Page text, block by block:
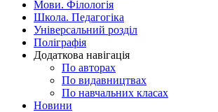
Мови. Філологія
Школа. Педагогіка
Універсальний розділ
Поліграфія
Додаткова навігація
По авторах
По видавництвах
По навчальних класах
Новини